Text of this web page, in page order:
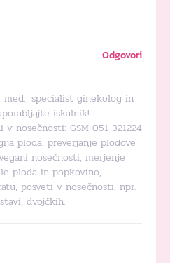
Odgovori
med., specialist ginekolog in
iskalnik!
nosečnosti: GSM 051 321224
ploda, preverjanje plodove
nosečnosti, merjenje
ploda in popkovino,
posveti v nosečnosti, npr.
dvojčkih.